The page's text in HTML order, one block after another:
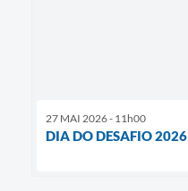
27 MAI 2026 - 11h00
DIA DO DESAFIO 2026